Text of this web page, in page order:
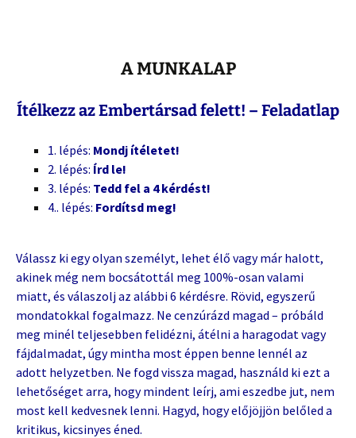
A MUNKALAP
Ítélkezz az Embertársad felett! – Feladatlap
1. lépés: Mondj ítéletet!
2. lépés: Írd le!
3. lépés: Tedd fel a 4 kérdést!
4.. lépés: Fordítsd meg!
Válassz ki egy olyan személyt, lehet élő vagy már halott,
akinek még nem bocsátottál meg 100%-osan valami
miatt, és válaszolj az alábbi 6 kérdésre. Rövid, egyszerű
mondatokkal fogalmazz. Ne cenzúrázd magad – próbáld
meg minél teljesebben felidézni, átélni a haragodat vagy
fájdalmadat, úgy mintha most éppen benne lennél az
adott helyzetben. Ne fogd vissza magad, használd ki ezt a
lehetőséget arra, hogy mindent leírj, ami eszedbe jut, nem
most kell kedvesnek lenni. Hagyd, hogy előjöjjön belőled a
kritikus, kicsinyes éned.